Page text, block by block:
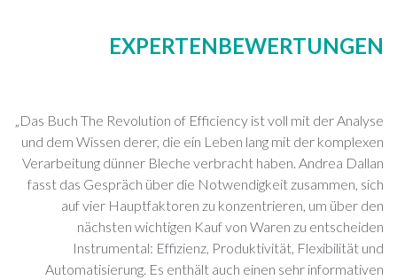
EXPERTENBEWERTUNGEN
„Das Buch The Revolution of Efficiency ist voll mit der Analyse
und dem Wissen derer, die ein Leben lang mit der komplexen
Verarbeitung dünner Bleche verbracht haben. Andrea Dallan
fasst das Gespräch über die Notwendigkeit zusammen, sich
auf vier Hauptfaktoren zu konzentrieren, um über den
nächsten wichtigen Kauf von Waren zu entscheiden
Instrumental: Effizienz, Produktivität, Flexibilität und
Automatisierung. Es enthält auch einen sehr informativen